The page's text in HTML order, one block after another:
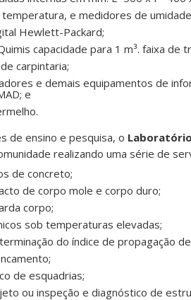
e medidores de
Hewlett-Packard;
capacidade para 1 m³. faixa de
carpintaria;
e demais equipamentos de
e
de ensino e pesquisa, o
realizando uma série de
de concreto;
de corpo mole e corpo duro;
corpo;
sob temperaturas elevadas;
do índice de propagação
de esquadrias;
ou inspeção e diagnóstico de